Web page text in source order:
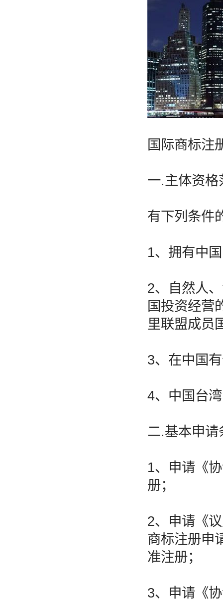
国际商标注
一.主体资格
有下列条件
1、拥有中
2、自然人
国投资经营
里联盟成员
3、在中国
4、中国台
二.基本申请
1、申请《
册；
2、申请《
商标注册申
准注册；
3、申请《